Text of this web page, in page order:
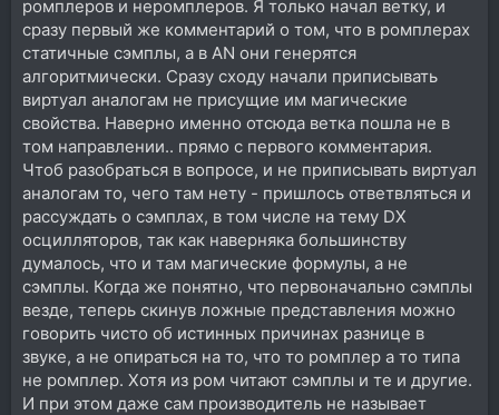
ромплеров и неромплеров. Я только начал ветку, и
сразу первый же комментарий о том, что в ромплерах
статичные сэмплы, а в AN они генерятся
алгоритмически. Сразу сходу начали приписывать
виртуал аналогам не присущие им магические
свойства. Наверно именно отсюда ветка пошла не в
том направлении.. прямо с первого комментария.
Чтоб разобраться в вопросе, и не приписывать виртуал
аналогам то, чего там нету - пришлось ответвляться и
рассуждать о сэмплах, в том числе на тему DX
осцилляторов, так как наверняка большинству
думалось, что и там магические формулы, а не
сэмплы. Когда же понятно, что первоначально сэмплы
везде, теперь скинув ложные представления можно
говорить чисто об истинных причинах разнице в
звуке, а не опираться на то, что то ромплер а то типа
не ромплер. Хотя из ром читают сэмплы и те и другие.
И при этом даже сам производитель не называет